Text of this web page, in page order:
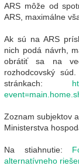
ARS môže od
ARS, maximálne
Ak sú na ARS
nich podá návrh,
obrátiť sa na
rozhodcovský
stránkach:
Zoznam subjektov
Ministerstva
Na stiahnutie:
alternatívneho